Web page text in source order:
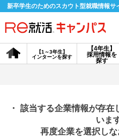
新卒学生のためのスカウト型就職情報サ
【4年生】
採用情報を
探す
【1～3年生】
インターンを探す
会員登録
探す
・ 該当する企業情報が存
いま
再度企業を選択しな